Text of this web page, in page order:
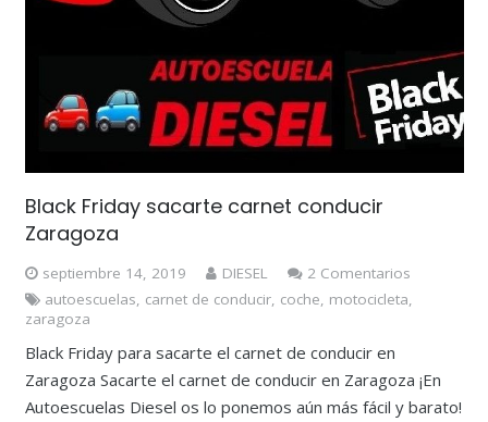
Black Friday sacarte carnet conducir
Zaragoza
septiembre 14, 2019 DIESEL 2 Comentarios
autoescuelas carnet de conducir coche motocicleta
zaragoza
Black Friday para sacarte el carnet de conducir en
Zaragoza Sacarte el carnet de conducir en Zaragoza ¡En
Autoescuelas Diesel os lo ponemos aún más fácil y barato!